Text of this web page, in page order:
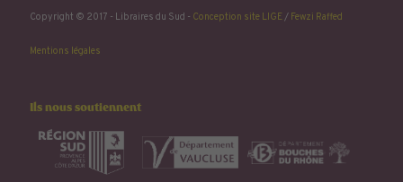
Copyright © 2017 - Libraires du Sud - Conception site LIGE / Fewzi Raffed
Mentions légales
Ils nous soutiennent